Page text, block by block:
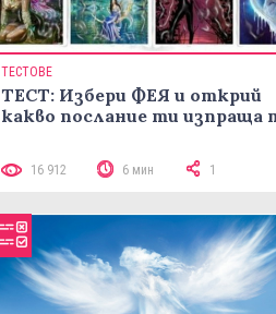
ТЕСТОВЕ
ТЕСТ: Избери ФЕЯ и открий
какво послание ти изпраща
16 912 6 мин 1